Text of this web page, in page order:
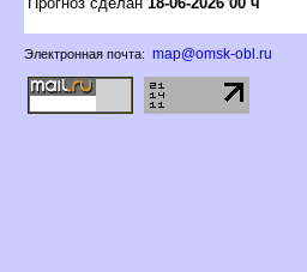
Электронная почта: map@omsk-obl.ru